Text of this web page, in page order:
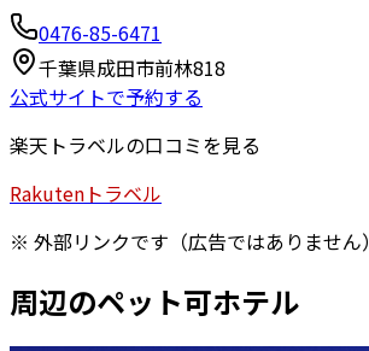
0476-85-6471
千葉県成田市前林818
公式サイトで予約する
楽天トラベルの口コミを見る
Rakuten トラベル
※ 外部リンクです（広告ではありません）
周辺のペット可ホテル